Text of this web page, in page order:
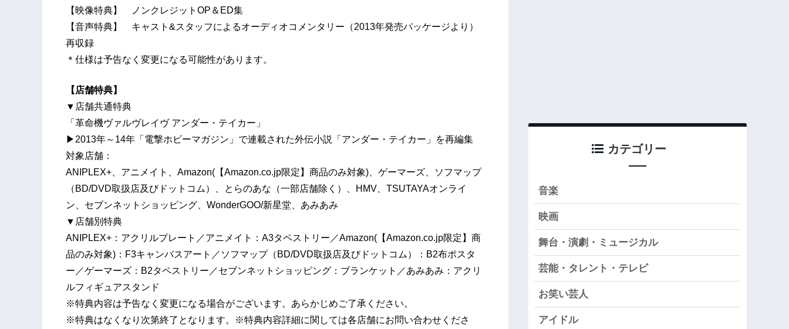
【映像特典】 ノンクレジットOP＆ED集
【音声特典】 キャスト&スタッフによるオーディオコメンタリー（2013年発売パッケージより）
再収録
＊仕様は予告なく変更になる可能性があります。
【店舗特典】
▼店舗共通特典
「革命機ヴァルヴレイヴ アンダー・テイカー」
▶2013年～14年「電撃ホビーマガジン」で連載された外伝小説「アンダー・テイカー」を再編集
対象店舗：
ANIPLEX+、アニメイト、Amazon(【Amazon.co.jp限定】商品のみ対象)、ゲーマーズ、ソフマップ
（BD/DVD取扱店及びドットコム）、とらのあな（一部店舗除く）、HMV、TSUTAYAオンライ
ン、セブンネットショッピング、WonderGOO/新星堂、あみあみ
▼店舗別特典
ANIPLEX+：アクリルプレート／アニメイト：A3タペストリー／Amazon(【Amazon.co.jp限定】商
品のみ対象)：F3キャンバスアート／ソフマップ（BD/DVD取扱店及びドットコム）：B2布ポスタ
ー／ゲーマーズ：B2タペストリー／セブンネットショッピング：ブランケット／あみあみ：アクリ
ルフィギュアスタンド
※特典内容は予告なく変更になる場合がございます。あらかじめご了承ください。
※特典はなくなり次第終了となります。※特典内容詳細に関しては各店舗にお問い合わせくださ
カテゴリー
音楽
映画
舞台・演劇・ミュージカル
芸能・タレント・テレビ
お笑い芸人
アイドル